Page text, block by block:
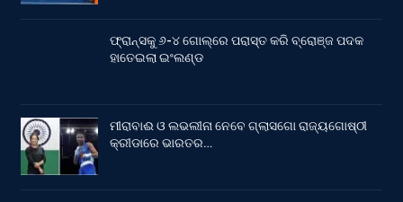
ଫ୍ରାନ୍ସକୁ ୬-୪ ଗୋଲ୍‌ରେ ପରାସ୍ତ କରି ବ୍ରୋଞ୍ଜ ପଦକ
ହାତେଇଲା ଇଂଲଣ୍ଡ
ମୀରାବାଈ ଓ ଲଭଲୀନା ନେବେ ଗ୍ଲାସଗୋ ରାଜ୍ୟଗୋଷ୍ଠୀ
କ୍ରୀଡାରେ ଭାରତର…